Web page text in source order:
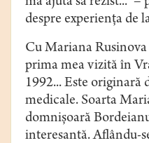
despre experienţa de
Cu Mariana
prima mea vizită în
1992... Este
medicale. Soarta
domnişoară
interesantă. Aflându-